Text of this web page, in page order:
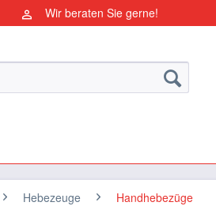
Wir beraten Sie gerne!
Hebezeuge Handhebezüge